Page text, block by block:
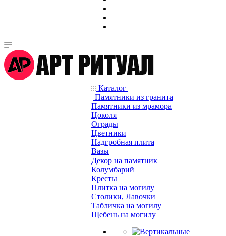
Каталог
Памятники из гранита
Памятники из мрамора
Цоколя
Ограды
Цветники
Надгробная плита
Вазы
Декор на памятник
Колумбарий
Кресты
Плитка на могилу
Столики, Лавочки
Табличка на могилу
Щебень на могилу